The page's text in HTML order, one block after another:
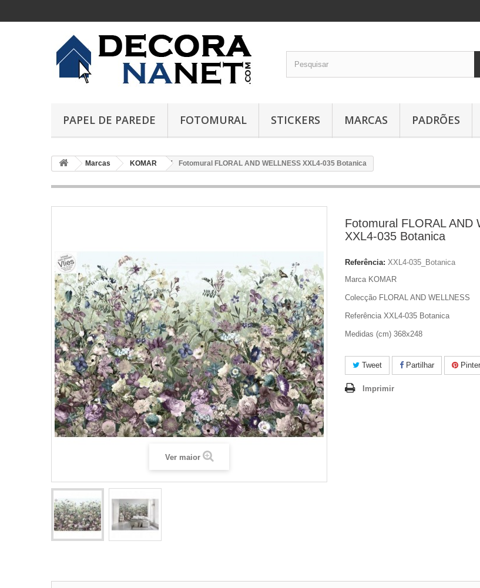
PAPEL DE PAREDE FOTOMURAL STICKERS MARCAS PADRÕES
Marcas KOMAR Fotomural FLORAL AND WELLNESS XXL4-035 Botanica
Ver maior
Fotomural FLORAL AND
XXL4-035 Botanica
Referência: XXL4-035_Botanica
Marca KOMAR
Colecção FLORAL AND WELLNESS
Referência XXL4-035 Botanica
Medidas (cm) 368x248
Tweet Partilhar
Imprimir